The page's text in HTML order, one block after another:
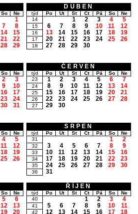
So
Ne
1
7 8
14 15
21 22
28 29
DUBEN
týd Po Út St Čt Pá So
Ne
14
1 2 3 4 5
15 6 7 8 9 10 11 12
16 13 14 15 16 17 18 19
17 20 21 22 23 24 25 26
18 27 28 29 30
So
Ne
2 3
9 10
16 17
23 24
30 31
ČERVEN
týd Po Út St Čt Pá So
Ne
23
1 2 3 4 5 6 7
24 8 9 10 11 12 13 14
25 15 16 17 18 19 20 21
26 22 23 24 25 26 27 28
27 29 30
So
Ne
4 5
11 12
18 19
25 26
SRPEN
týd Po Út St Čt Pá So
Ne
31
1 2
32 3 4 5 6 7 8 9
33 10 11 12 13 14 15 16
34 17 18 19 20 21 22 23
35 24 25 26 27 28 29 30
36 31
So
Ne
5 6
12 13
19 20
ŘÍJEN
týd Po Út St Čt Pá So
Ne
40
1 2 3 4
41 5 6 7 8 9 10 11
42 12 13 14 15 16 17 18